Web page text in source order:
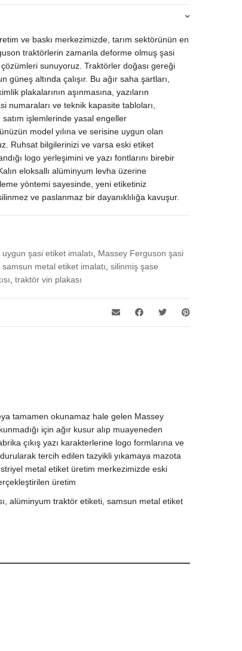
ve baskı merkezimizde, tarım sektörünün en
traktörlerin zamanla deforme olmuş şasi
sunuyoruz. Traktörler doğası gereği
güneş altında çalışır. Bu ağır saha şartları,
plakalarının aşınmasına, yazıların
numaraları ve teknik kapasite tabloları,
işlemlerinde yasal engeller
model yılına ve serisine uygun olan
Ruhsat bilgilerinizi ve varsa eski etiket
logo yerleşimini ve yazı fontlarını birebir
eloksallı alüminyum levha üzerine
yöntemi sayesinde, yeni etiketiniz
ve paslanmaz bir dayanıklılığa kavuşur.
uygun şasi etiket imalatı
Massey Ferguson şasi
,samsun metal etiket imalatı ,silinmiş şase
,traktör vin plakası
tamamen okunamaz hale gelen Massey
için ağır kusur alıp muayeneden
çıkış yazı karakterlerine logo formlarına ve
tercih edilen tazyikli yıkamaya mazota
metal etiket üretim merkezimizde eski
üretim
alüminyum traktör etiketi, samsun metal etiket